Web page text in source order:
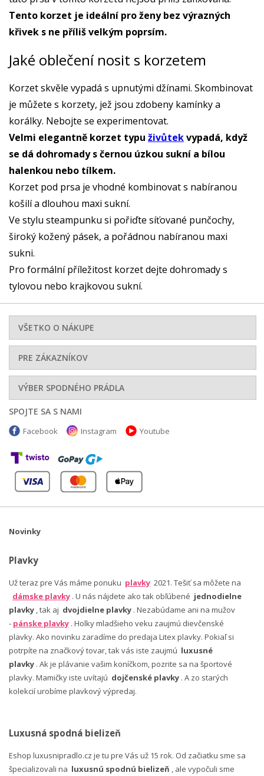
Tento korzet je ideální pro ženy bez výrazných
křivek s ne příliš velkým poprsím.
Jaké oblečení nosit s korzetem
Korzet skvěle vypadá s upnutými džínami. Skombinovat
je můžete s korzety, jež jsou zdobeny kamínky a
korálky. Nebojte se experimentovat.
Velmi elegantně korzet typu živůtekvypadá, když
se dá dohromady s černou úzkou sukní a bílou
halenkou nebo tílkem.
Korzet pod prsa je vhodné kombinovat s nabíranou
košilí a dlouhou maxi sukní.
Ve stylu steampunku si pořiďte síťované punčochy,
široký kožený pásek, a pořádnou nabíranou maxi
sukni.
Pro formální příležitost korzet dejte dohromady s
tylovou nebo krajkovou sukní.
VŠETKO O NÁKUPE
PRE ZÁKAZNÍKOV
VÝBER SPODNÉHO PRÁDLA
SPOJTE SA S NAMI
Facebook Instagram Youtube
Novinky
Plavky
Už teraz pre Vás máme ponuku plavky 2021. Tešiť sa môžete na
dámske plavky . U nás nájdete ako tak obľúbené jednodielne
plavky , tak aj dvojdielne plavky . Nezabúdame ani na mužov
- pánske plavky . Holky mladšieho veku zaujmú dievčenské
plavky. Ako novinku zaradíme do predaja Litex plavky. Pokiaľ si
potrpíte na značkový tovar, tak vás iste zaujmú luxusné
plavky . Ak je plávanie vašim koníčkom, pozrite sa na športové
plavky. Mamičky iste uvítajú dojčenské plavky . A zo starých
kolekcií urobíme plavkový výpredaj.
Luxusná spodná bielizeň
Eshop luxusnipradlo.cz je tu pre Vás už 15 rok. Od začiatku sme sa
špecializovali na luxusnú spodnú bielizeň , ale vypočuli sme